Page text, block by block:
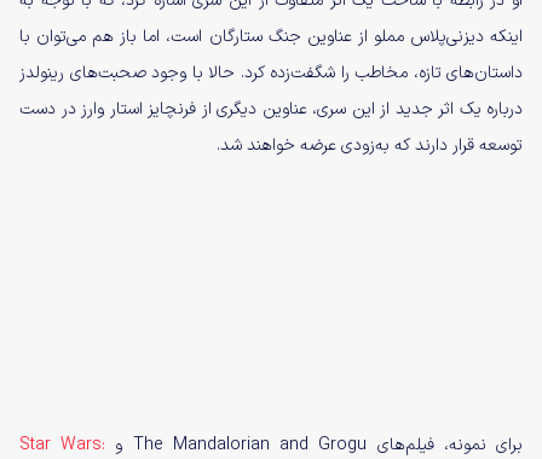
اینکه دیزنی‌پلاس مملو از عناوین جنگ ستارگان است، اما باز هم می‌توان با
داستان‌های تازه، مخاطب را شگفت‌زده کرد. حالا با وجود صحبت‌های رینولدز
درباره یک اثر جدید از این سری، عناوین دیگری از فرنچایز استار وارز در دست
توسعه قرار دارند که به‌زودی عرضه خواهند شد.
برای نمونه، فیلم‌های The Mandalorian and Grogu و
Star Wars: